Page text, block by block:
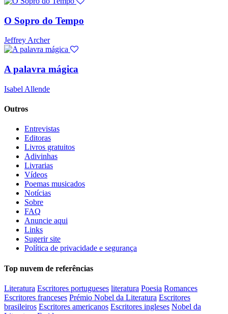
O Sopro do Tempo
Jeffrey Archer
A palavra mágica
Isabel Allende
Outros
Entrevistas
Editoras
Livros gratuitos
Adivinhas
Livrarias
Vídeos
Poemas musicados
Notícias
Sobre
FAQ
Anuncie aqui
Links
Sugerir site
Política de privacidade e segurança
Top nuvem de referências
Literatura Escritores portugueses literatura Poesia Romances
Escritores franceses Prémio Nobel da Literatura Escritores
brasileiros Escritores americanos Escritores ingleses Nobel da